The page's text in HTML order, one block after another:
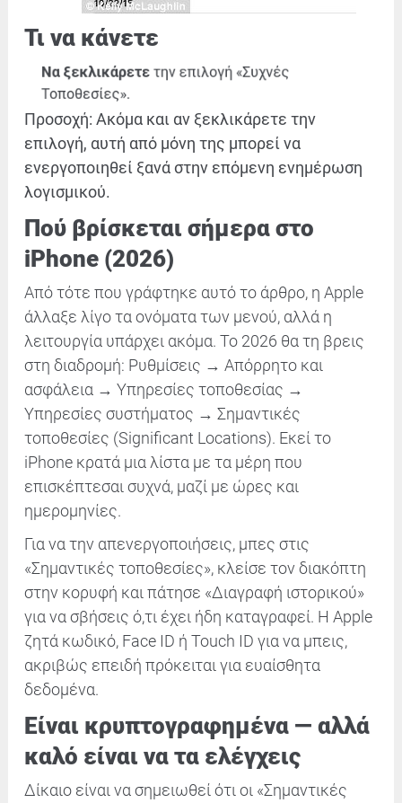
Τι να κάνετε
Να ξεκλικάρετετην επιλογή «Συχνές
Τοποθεσίες».
Προσοχή: Ακόμα και αν ξεκλικάρετε την
επιλογή, αυτή από μόνη της μπορεί να
ενεργοποιηθεί ξανά στην επόμενη ενημέρωση
λογισμικού.
Πού βρίσκεται σήμερα στο
iPhone (2026)
Από τότε που γράφτηκε αυτό το άρθρο, η Apple
άλλαξε λίγο τα ονόματα των μενού, αλλά η
λειτουργία υπάρχει ακόμα. Το 2026 θα τη βρεις
στη διαδρομή: Ρυθμίσεις → Απόρρητο και
ασφάλεια → Υπηρεσίες τοποθεσίας →
Υπηρεσίες συστήματος → Σημαντικές
τοποθεσίες (Significant Locations). Εκεί το
iPhone κρατά μια λίστα με τα μέρη που
επισκέπτεσαι συχνά, μαζί με ώρες και
ημερομηνίες.
Για να την απενεργοποιήσεις, μπες στις
«Σημαντικές τοποθεσίες», κλείσε τον διακόπτη
στην κορυφή και πάτησε «Διαγραφή ιστορικού»
για να σβήσεις ό,τι έχει ήδη καταγραφεί. Η Apple
ζητά κωδικό, Face ID ή Touch ID για να μπεις,
ακριβώς επειδή πρόκειται για ευαίσθητα
δεδομένα.
Είναι κρυπτογραφημένα — αλλά
καλό είναι να τα ελέγχεις
Δίκαιο είναι να σημειωθεί ότι οι «Σημαντικές